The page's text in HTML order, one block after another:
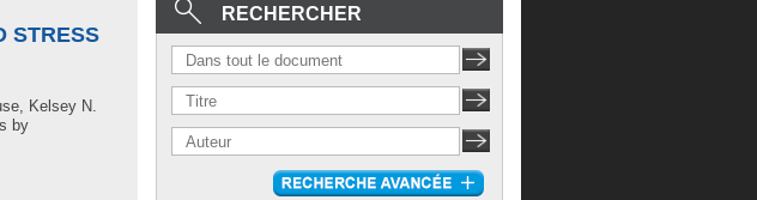
STRESS
Kelsey N.
by
RECHERCHER